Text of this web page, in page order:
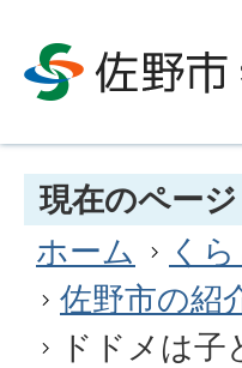
現在のページ
ホーム
く
佐野市の紹
ドドメは子